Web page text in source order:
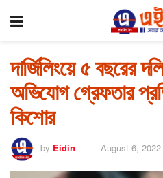
দার্জিলিংয়ে ৫ বছরের
অভিযোগ গ্রেফতার
কিশোর
by Eidin August 6, 2022